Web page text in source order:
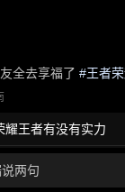
全去享福了 #王者
耀王者有没有实力
两句